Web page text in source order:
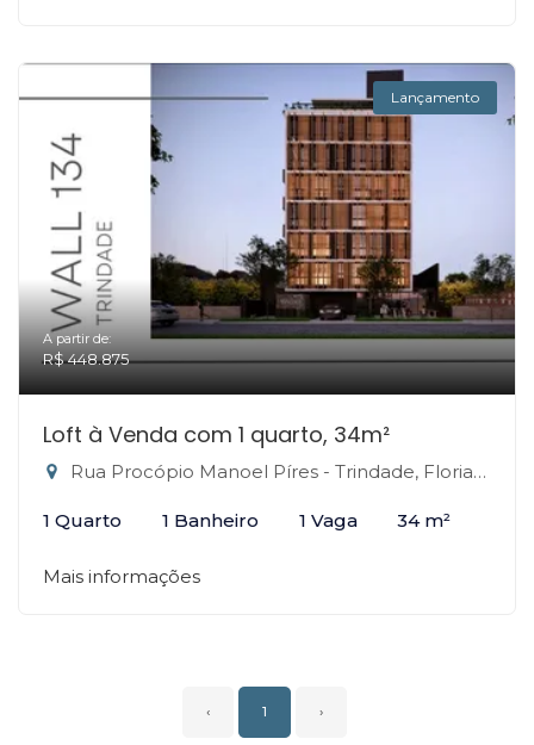
Lançamento
A partir de:
R$ 448.875
Loft à Venda com 1 quarto, 34m²
Rua Procópio Manoel Píres - Trindade, Florianópolis-SC
1 Quarto 1 Banheiro 1 Vaga 34 m²
Mais informações
‹ 1 ›